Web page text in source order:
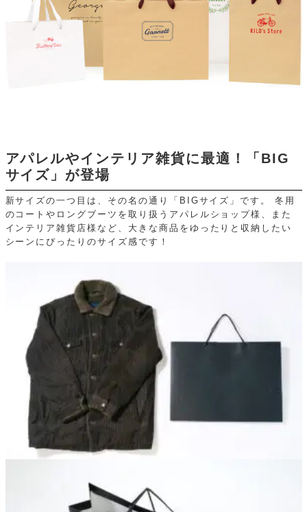
アパレルやインテリア雑貨に最適！「BIG
サイズ」が登場
新サイズの一つ目は、その名の通り「BIGサイズ」です。
冬用
のコートやロングブーツを取り扱うアパレルショップ様、また
インテリア雑貨店様など、大きな商品をゆったりと収納したい
シーンにぴったりのサイズ感です！